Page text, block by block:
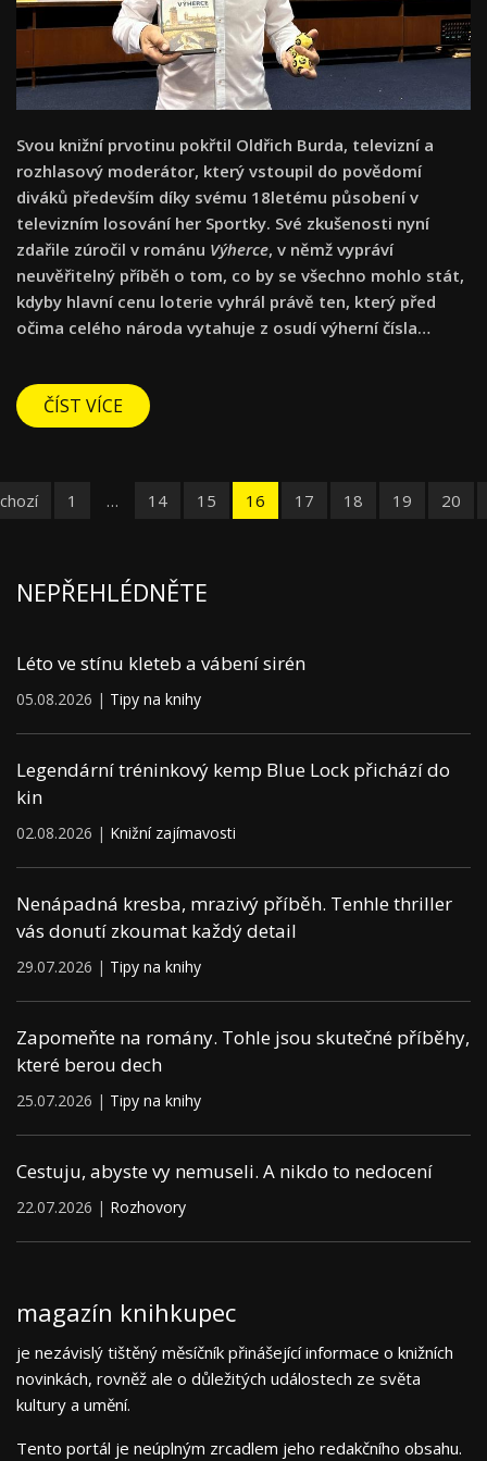
Svou knižní prvotinu pokřtil Oldřich Burda, televizní a
rozhlasový moderátor, který vstoupil do povědomí
diváků především díky svému 18letému působení v
televizním losování her Sportky. Své zkušenosti nyní
zdařile zúročil v románu Výherce, v němž vypráví
neuvěřitelný příběh o tom, co by se všechno mohlo stát,
kdyby hlavní cenu loterie vyhrál právě ten, který před
očima celého národa vytahuje z osudí výherní čísla…
ČÍST VÍCE
1 … 14 15 16 17 18 19 20
NEPŘEHLÉDNĚTE
Léto ve stínu kleteb a vábení sirén
05.08.2026 | Tipy na knihy
Legendární tréninkový kemp Blue Lock přichází do
kin
02.08.2026 | Knižní zajímavosti
Nenápadná kresba, mrazivý příběh. Tenhle thriller
vás donutí zkoumat každý detail
29.07.2026 | Tipy na knihy
Zapomeňte na romány. Tohle jsou skutečné příběhy,
které berou dech
25.07.2026 | Tipy na knihy
Cestuju, abyste vy nemuseli. A nikdo to nedocení
22.07.2026 | Rozhovory
magazín knihkupec
je nezávislý tištěný měsíčník přinášející informace o knižních
novinkách, rovněž ale o důležitých událostech ze světa
kultury a umění.
Tento portál je neúplným zrcadlem jeho redakčního obsahu.